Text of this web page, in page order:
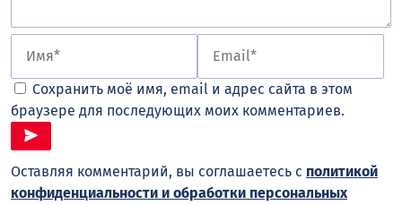
Сохранить моё имя, email и адрес сайта в этом
браузере для последующих моих комментариев.
Оставляя комментарий, вы соглашаетесь с политикой
конфиденциальности и обработки персональных